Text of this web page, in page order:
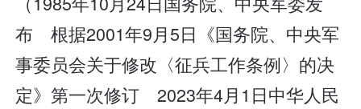
布 根据2001年9月5日《国务院、中央军
事委员会关于修改〈征兵工作条例〉的决
定》第一次修订 2023年4月1日中华人民